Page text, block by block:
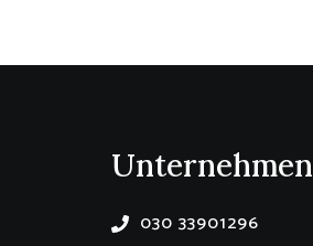
Unternehmen
030 33901296